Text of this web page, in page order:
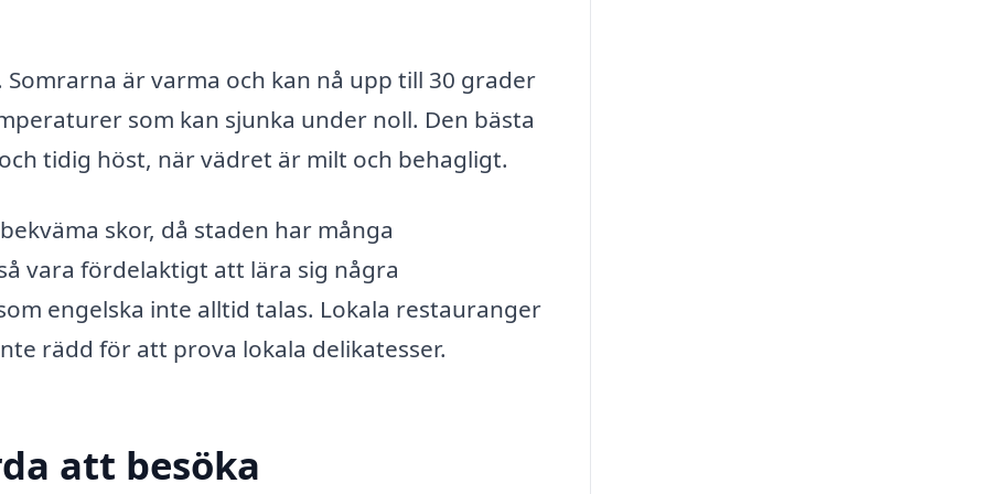
är varma och kan nå upp till 30 grader
som kan sjunka under noll. Den bästa
tidig höst, när vädret är milt och behagligt.
skor, då staden har många
vara fördelaktigt att lära sig några
engelska inte alltid talas. Lokala restauranger
rädd för att prova lokala delikatesser.
att besöka